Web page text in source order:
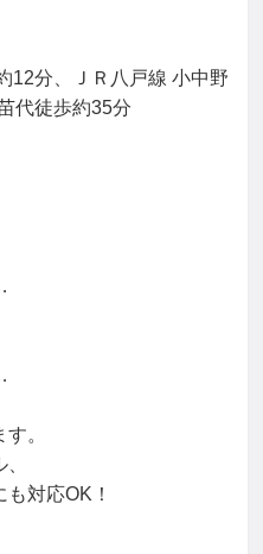
12分、ＪＲ八戸線 小中野
代徒歩約35分
。
対応OK！